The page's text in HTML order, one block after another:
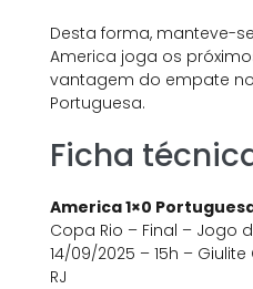
Desta forma, manteve-
America joga os
vantagem do empate
Portuguesa.
Ficha
America 1×0
Copa Rio – Final – Jogo
14/09/2025 – 15h –
RJ